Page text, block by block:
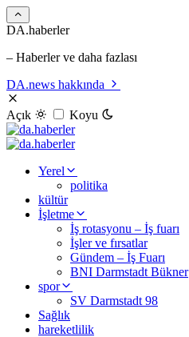
DA.haberler
– Haberler ve daha fazlası
DA.news hakkında
Açık Koyu
Yerel
politika
kültür
İşletme
İş rotasyonu – İş fuarı
İşler ve fırsatlar
Gündem – İş Fuarı
BNI Darmstadt Bükner
spor
SV Darmstadt 98
Sağlık
hareketlilik